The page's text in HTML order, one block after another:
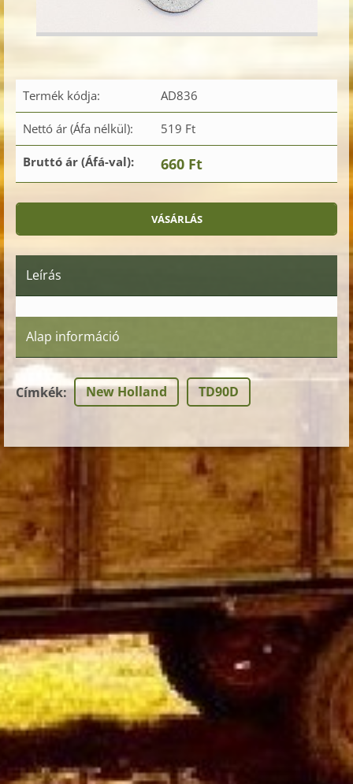
Termék kódja: AD836
Nettó ár (Áfa nélkül): 519 Ft
Bruttó ár (Áfá-val): 660 Ft
Leírás
Alap információ
Címkék: New Holland TD90D